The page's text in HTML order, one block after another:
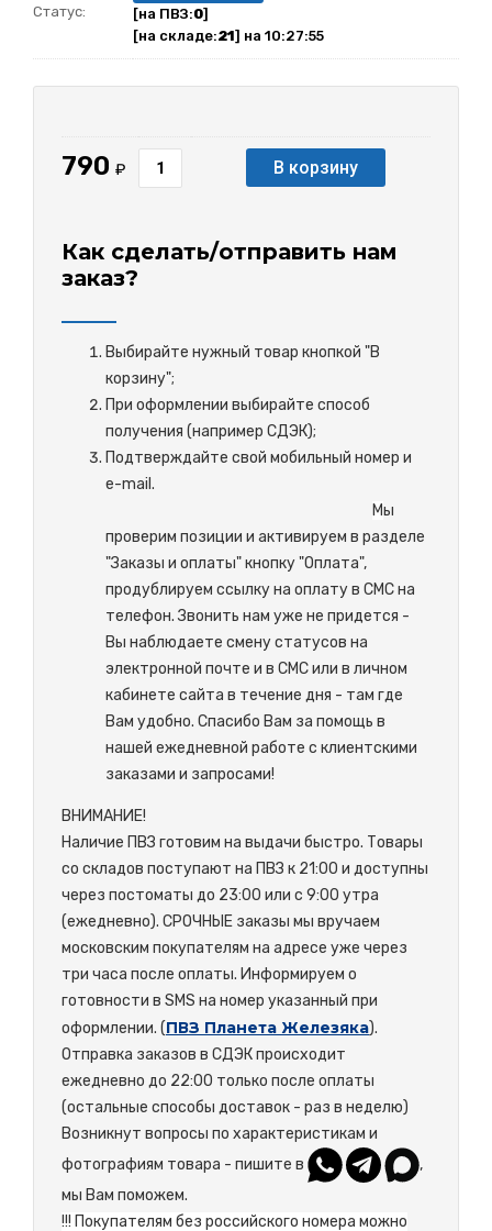
Статус: [на ПВЗ:0]
[на складе:21] на 10:27:55
790 ₽ В корзину
Как сделать/отправить нам
заказ?
Выбирайте нужный товар кнопкой "В
корзину";
При оформлении выбирайте способ
получения (например СДЭК);
Подтверждайте свой мобильный номер и
e-mail.
Мы
проверим позиции и активируем в разделе
"Заказы и оплаты" кнопку "Оплата",
продублируем ссылку на оплату в СМС на
телефон. Звонить нам уже не придется -
Вы наблюдаете смену статусов на
электронной почте и в СМС или в личном
кабинете сайта в течение дня - там где
Вам удобно. Спасибо Вам за помощь в
нашей ежедневной работе с клиентскими
заказами и запросами!
ВНИМАНИЕ!
Наличие ПВЗ готовим на выдачи быстро. Товары
со складов поступают на ПВЗ к 21:00 и доступны
через постоматы до 23:00 или с 9:00 утра
(ежедневно). СРОЧНЫЕ заказы мы вручаем
московским покупателям на адресе уже через
три часа после оплаты. Информируем о
готовности в SMS на номер указанный при
оформлении. (ПВЗ Планета Железяка).
Отправка заказов в СДЭК происходит
ежедневно до 22:00 только после оплаты
(остальные способы доставок - раз в неделю)
Возникнут вопросы по характеристикам и
фотографиям товара - пишите в
,
мы Вам поможем.
!!! Покупателям без российского номера можно